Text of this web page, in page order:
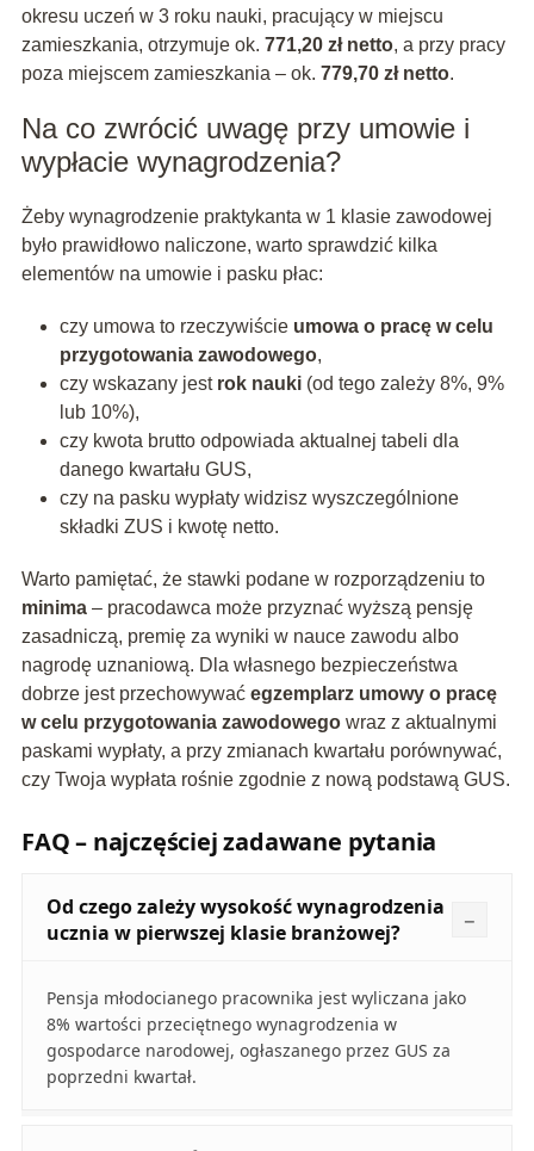
okresu uczeń w 3 roku nauki, pracujący w miejscu
zamieszkania, otrzymuje ok. 771,20 zł netto, a przy pracy
poza miejscem zamieszkania – ok. 779,70 zł netto.
Na co zwrócić uwagę przy umowie i
wypłacie wynagrodzenia?
Żeby wynagrodzenie praktykanta w 1 klasie zawodowej
było prawidłowo naliczone, warto sprawdzić kilka
elementów na umowie i pasku płac:
czy umowa to rzeczywiście umowa o pracę w celu
przygotowania zawodowego,
czy wskazany jest rok nauki(od tego zależy 8%, 9%
lub 10%),
czy kwota brutto odpowiada aktualnej tabeli dla
danego kwartału GUS,
czy na pasku wypłaty widzisz wyszczególnione
składki ZUS i kwotę netto.
Warto pamiętać, że stawki podane w rozporządzeniu to
minima– pracodawca może przyznać wyższą pensję
zasadniczą, premię za wyniki w nauce zawodu albo
nagrodę uznaniową. Dla własnego bezpieczeństwa
dobrze jest przechowywać egzemplarz umowy o pracę
w celu przygotowania zawodowegowraz z aktualnymi
paskami wypłaty, a przy zmianach kwartału porównywać,
czy Twoja wypłata rośnie zgodnie z nową podstawą GUS.
FAQ – najczęściej zadawane pytania
Od czego zależy wysokość wynagrodzenia
ucznia w pierwszej klasie branżowej?
Pensja młodocianego pracownika jest wyliczana jako
8% wartości przeciętnego wynagrodzenia w
gospodarce narodowej, ogłaszanego przez GUS za
poprzedni kwartał.